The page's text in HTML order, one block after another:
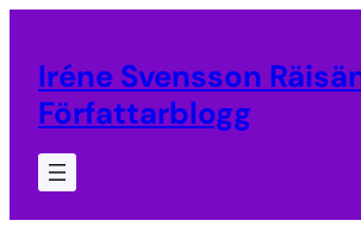
innehåll
Iréne Svensson
Författarblogg